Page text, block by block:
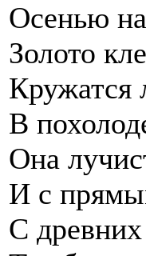
Осенью
Золото
Кружатся
В
Она
И с
С